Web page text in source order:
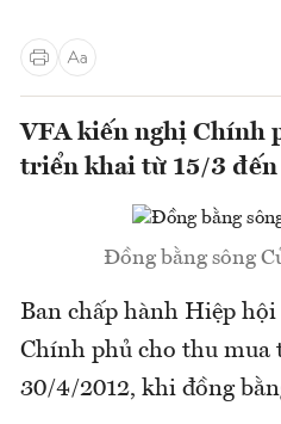
VFA kiến nghị Chính
triển khai từ 15/3
Đồng bằng sông
Ban chấp hành Hiệp
Chính phủ cho thu mua
30/4/2012, khi đồng